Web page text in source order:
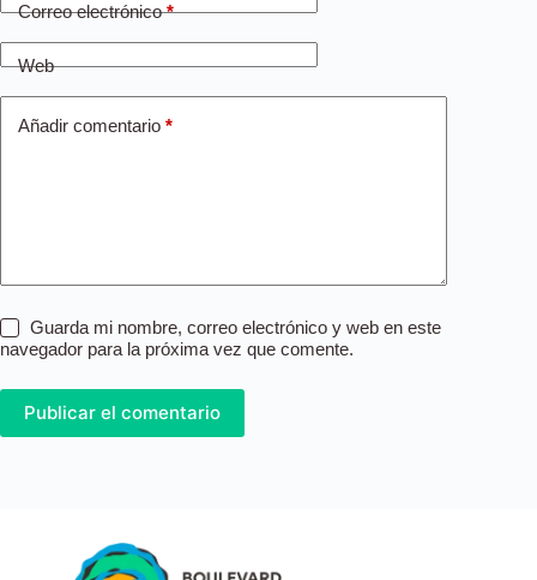
Correo electrónico*
Web
Añadir comentario *
Guarda mi nombre, correo electrónico y web en este
navegador para la próxima vez que comente.
Publicar el comentario